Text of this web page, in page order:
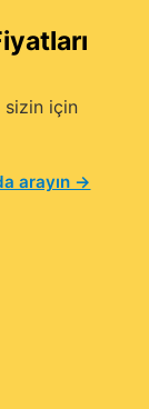
sizin için
arayın →